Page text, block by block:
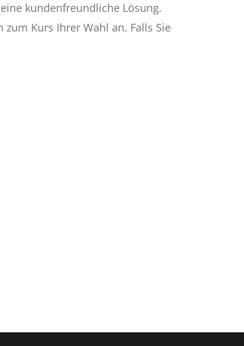
kundenfreundliche Lösung.
Kurs Ihrer Wahl an. Falls Sie